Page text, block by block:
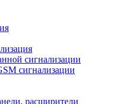
сигнализации
сигнализации
расширители